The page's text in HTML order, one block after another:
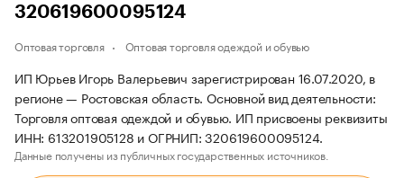
320619600095124
Оптовая торговля Оптовая торговля одеждой и обувью
ИП Юрьев Игорь Валерьевич зарегистрирован 16.07.2020, в
регионе — Ростовская область. Основной вид деятельности:
Торговля оптовая одеждой и обувью. ИП присвоены реквизиты
ИНН: 613201905128 и ОГРНИП: 320619600095124.
Данные получены из публичных государственных источников.